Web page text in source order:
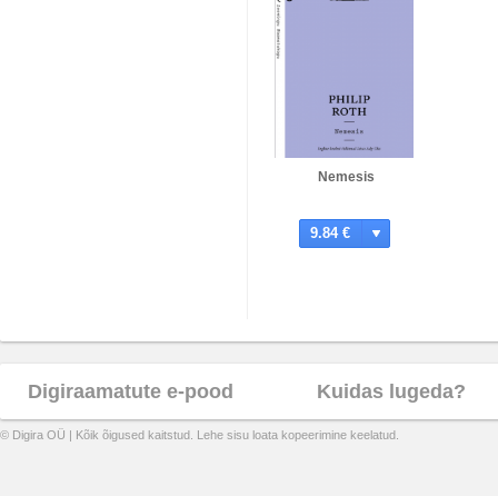
Nemesis
9.84 €
Digiraamatute e-pood Kuidas lugeda?
© Digira OÜ | Kõik õigused kaitstud. Lehe sisu loata kopeerimine keelatud.